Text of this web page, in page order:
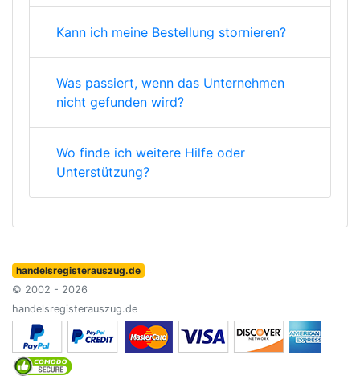
Kann ich meine Bestellung stornieren?
Was passiert, wenn das Unternehmen
nicht gefunden wird?
Wo finde ich weitere Hilfe oder
Unterstützung?
handelsregisterauszug.de
© 2002 - 2026
handelsregisterauszug.de